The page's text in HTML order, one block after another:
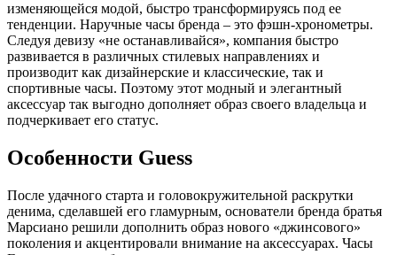
изменяющейся модой, быстро трансформируясь под ее
тенденции. Наручные часы бренда – это фэшн-хронометры.
Следуя девизу «не останавливайся», компания быстро
развивается в различных стилевых направлениях и
производит как дизайнерские и классические, так и
спортивные часы. Поэтому этот модный и элегантный
аксессуар так выгодно дополняет образ своего владельца и
подчеркивает его статус.
Особенности Guess
После удачного старта и головокружительной раскрутки
денима, сделавшей его гламурным, основатели бренда братья
Марсиано решили дополнить образ нового «джинсового»
поколения и акцентировали внимание на аксессуарах. Часы